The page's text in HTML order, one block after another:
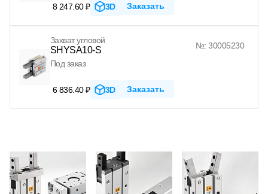
8 247.60 ₽ 3D Заказать
Захват угловой
SHYSA10-S
№: 30005230
Под заказ
6 836.40 ₽ 3D Заказать